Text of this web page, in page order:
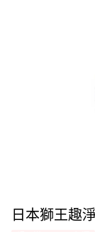
日本獅王趣